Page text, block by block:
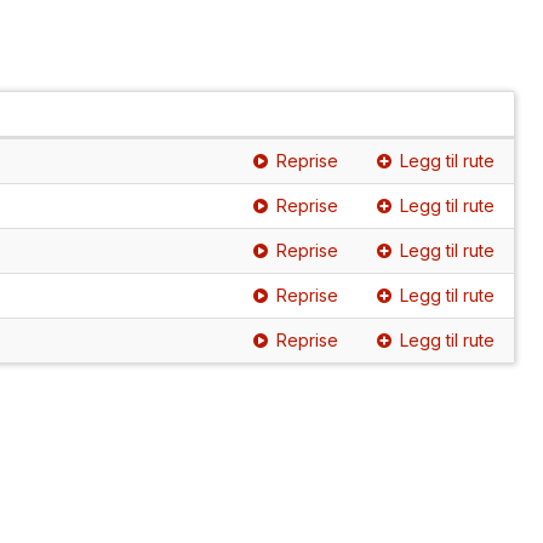
Reprise Legg til rute
Reprise Legg til rute
Reprise Legg til rute
Reprise Legg til rute
Reprise Legg til rute